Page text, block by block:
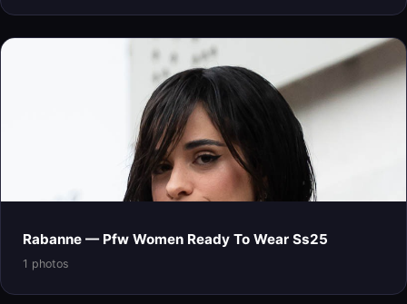
Rabanne — Pfw Women Ready To Wear Ss25
1 photos